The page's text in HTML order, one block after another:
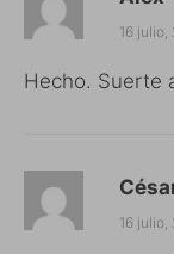
16 julio,
Hecho. Suerte
16 julio,